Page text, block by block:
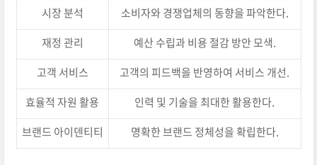
시장 분석
소비자와 경쟁업체의 동향을 파악한다.
재정 관리
예산 수립과 비용 절감 방안 모색.
고객 서비스
고객의 피드백을 반영하여 서비스 개선.
효율적 자원 활용
인력 및 기술을 최대한 활용한다.
브랜드 아이덴티티
명확한 브랜드 정체성을 확립한다.